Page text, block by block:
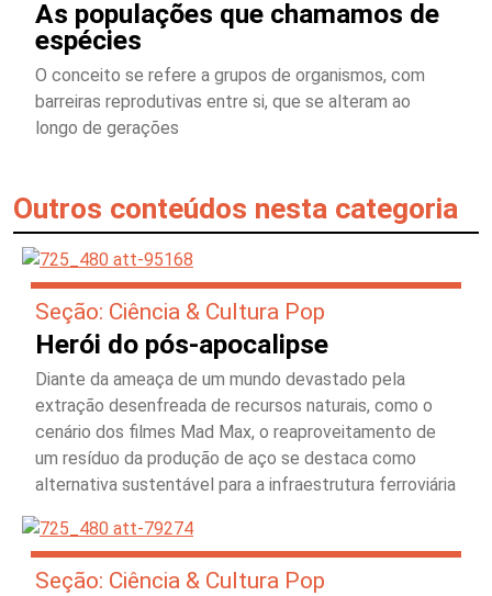
As populações que chamamos de
espécies
O conceito se refere a grupos de organismos, com
barreiras reprodutivas entre si, que se alteram ao
longo de gerações
Outros conteúdos nesta categoria
Seção: Ciência & Cultura Pop
Herói do pós-apocalipse
Diante da ameaça de um mundo devastado pela
extração desenfreada de recursos naturais, como o
cenário dos filmes Mad Max, o reaproveitamento de
um resíduo da produção de aço se destaca como
alternativa sustentável para a infraestrutura ferroviária
Seção: Ciência & Cultura Pop